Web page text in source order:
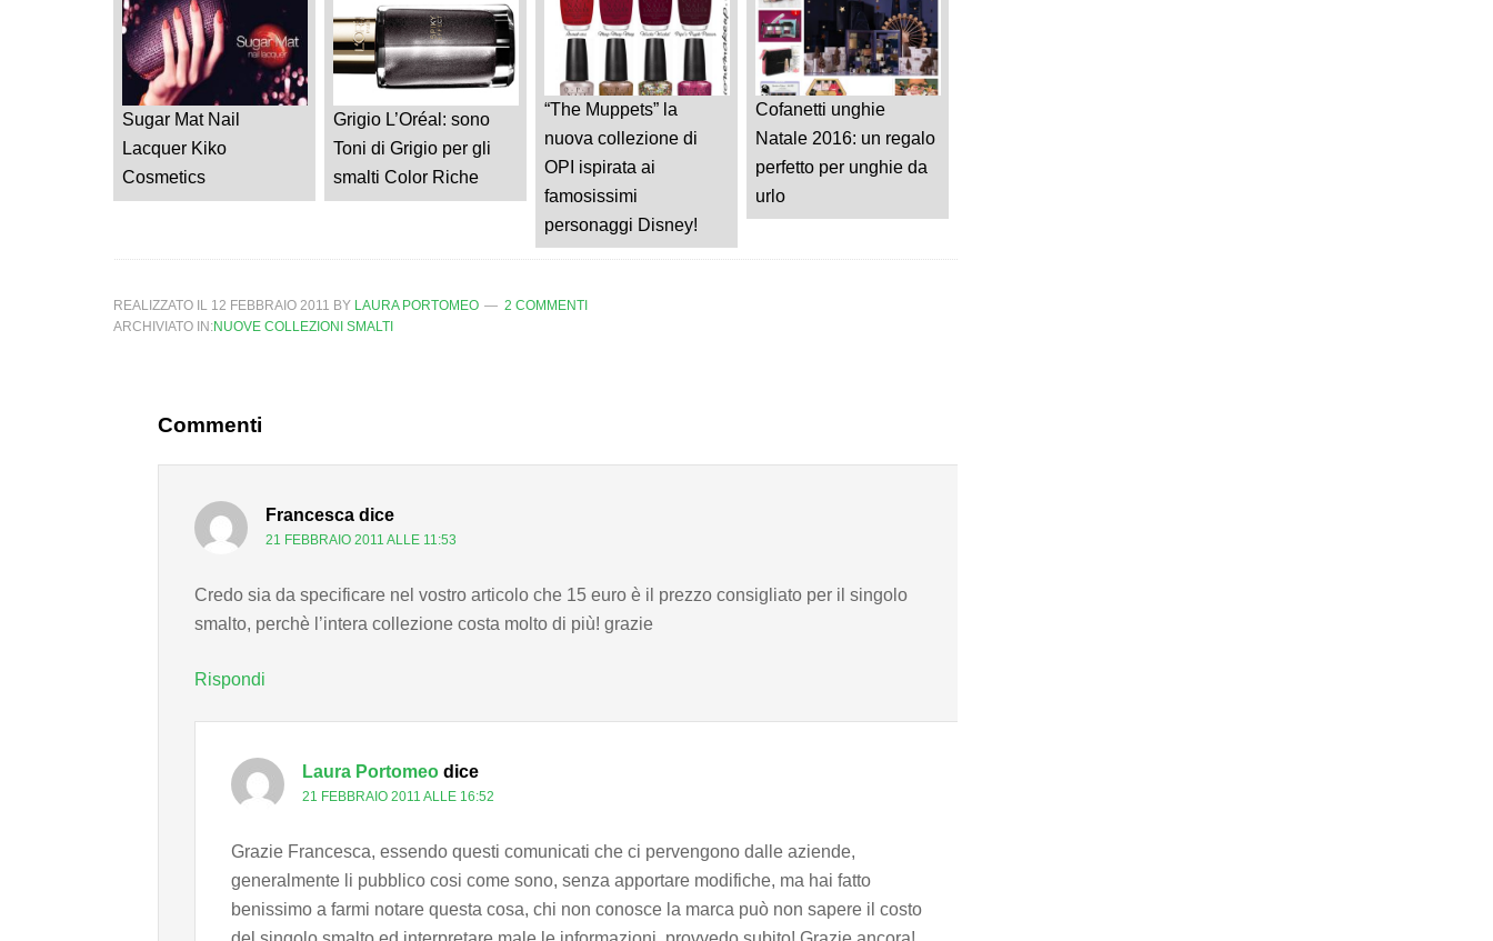
Sugar Mat Nail
Lacquer Kiko
Cosmetics
Grigio L’Oréal: sono
Toni di Grigio per gli
smalti Color Riche
“The Muppets” la
nuova collezione di
OPI ispirata ai
famosissimi
personaggi Disney!
Cofanetti unghie
Natale 2016: un regalo
perfetto per unghie da
urlo
REALIZZATO IL 12 FEBBRAIO 2011 BY LAURA PORTOMEO
2 COMMENTI
ARCHIVIATO IN:NUOVE COLLEZIONI SMALTI
Commenti
Francesca dice
21 FEBBRAIO 2011 ALLE 11:53
Credo sia da specificare nel vostro articolo che 15 euro è il prezzo consigliato per il singolo
smalto, perchè l’intera collezione costa molto di più! grazie
Rispondi
Laura Portomeo dice
21 FEBBRAIO 2011 ALLE 16:52
Grazie Francesca, essendo questi comunicati che ci pervengono dalle aziende,
generalmente li pubblico cosi come sono, senza apportare modifiche, ma hai fatto
benissimo a farmi notare questa cosa, chi non conosce la marca può non sapere il costo